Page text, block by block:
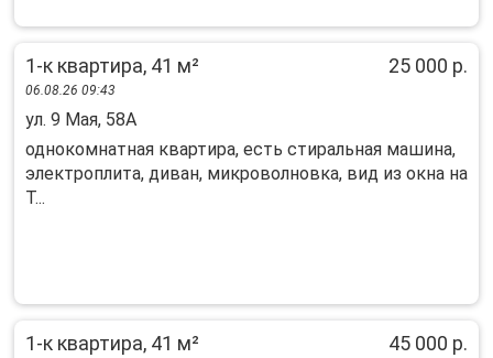
1-к квартира, 41 м² 25 000 р.
06.08.26 09:43
ул. 9 Мая, 58А
однокомнатная квартира, есть стиральная машина,
электроплита, диван, микроволновка, вид из окна на
Т...
1-к квартира, 41 м² 45 000 р.